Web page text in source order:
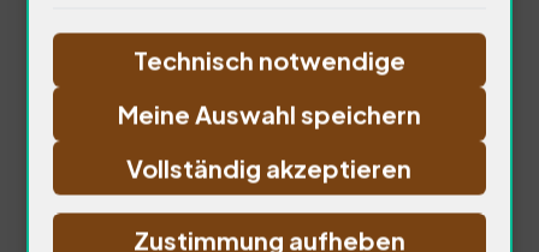
Technisch notwendige
Meine Auswahl speichern
Vollständig akzeptieren
Zustimmung aufheben